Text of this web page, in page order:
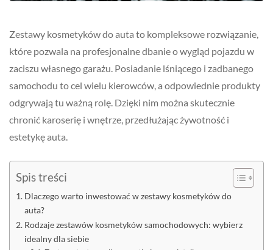
Zestawy kosmetyków do auta to kompleksowe rozwiązanie,
które pozwala na profesjonalne dbanie o wygląd pojazdu w
zaciszu własnego garażu. Posiadanie lśniącego i zadbanego
samochodu to cel wielu kierowców, a odpowiednie produkty
odgrywają tu ważną rolę. Dzięki nim można skutecznie
chronić karoserię i wnętrze, przedłużając żywotność i
estetykę auta.
Spis treści
Dlaczego warto inwestować w zestawy kosmetyków do
auta?
Rodzaje zestawów kosmetyków samochodowych: wybierz
idealny dla siebie